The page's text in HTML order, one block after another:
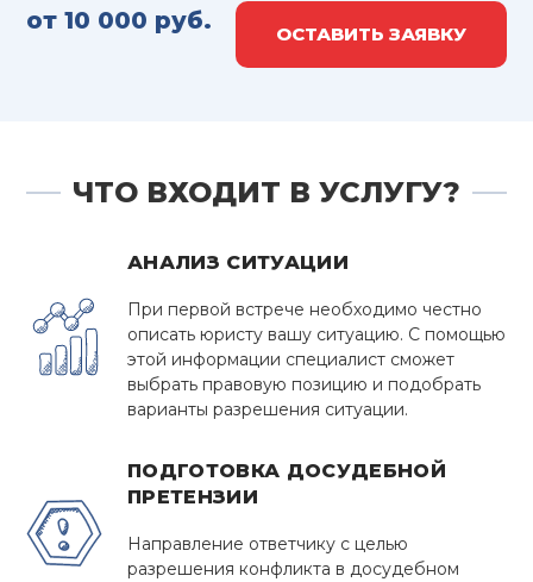
от 10 000 руб. ОСТАВИТЬ ЗАЯВКУ
ЧТО ВХОДИТ В УСЛУГУ?
АНАЛИЗ СИТУАЦИИ
При первой встрече необходимо честно
описать юристу вашу ситуацию. С помощью
этой информации специалист сможет
выбрать правовую позицию и подобрать
варианты разрешения ситуации.
ПОДГОТОВКА ДОСУДЕБНОЙ
ПРЕТЕНЗИИ
Направление ответчику с целью
разрешения конфликта в досудебном